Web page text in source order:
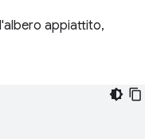
appiattito,